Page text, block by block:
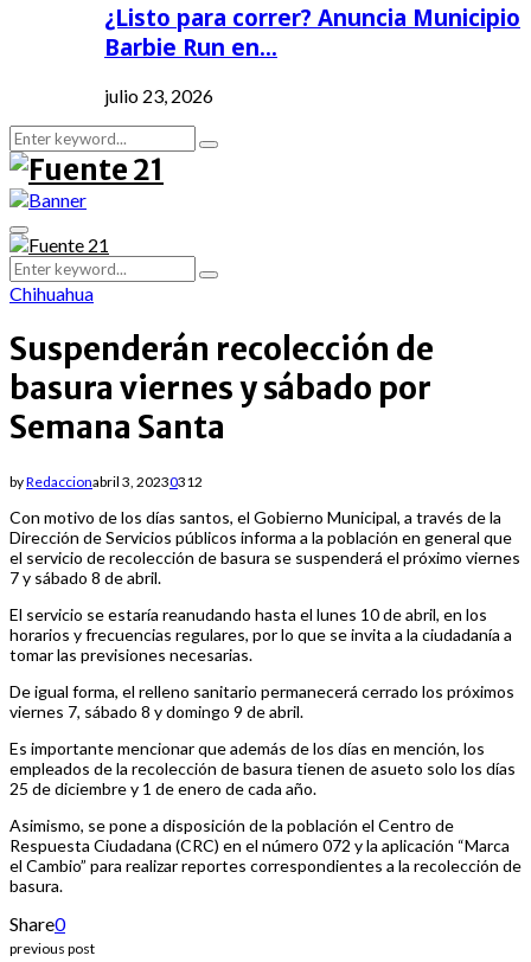
¿Listo para correr? Anuncia Municipio
Barbie Run en…
julio 23, 2026
Search
for:
Search
Primary
Menu
Search
for:
Search
Chihuahua
Suspenderán recolección de
basura viernes y sábado por
Semana Santa
byRedaccionabril 3, 20230312
Con motivo de los días santos, el Gobierno Municipal, a través de la
Dirección de Servicios públicos informa a la población en general que
el servicio de recolección de basura se suspenderá el próximo viernes
7 y sábado 8 de abril.
El servicio se estaría reanudando hasta el lunes 10 de abril, en los
horarios y frecuencias regulares, por lo que se invita a la ciudadanía a
tomar las previsiones necesarias.
De igual forma, el relleno sanitario permanecerá cerrado los próximos
viernes 7, sábado 8 y domingo 9 de abril.
Es importante mencionar que además de los días en mención, los
empleados de la recolección de basura tienen de asueto solo los días
25 de diciembre y 1 de enero de cada año.
Asimismo, se pone a disposición de la población el Centro de
Respuesta Ciudadana (CRC) en el número 072 y la aplicación “Marca
el Cambio” para realizar reportes correspondientes a la recolección de
basura.
Share0
previous post